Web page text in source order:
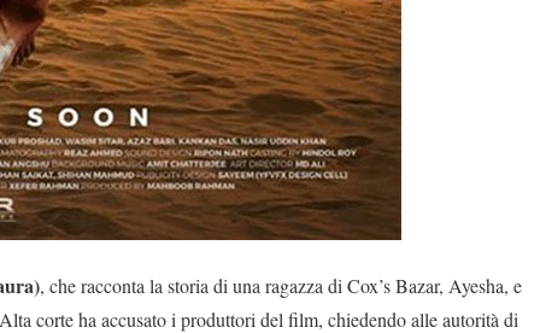
, che racconta la storia di una ragazza di Cox’s Bazar, Ayesha, e
corte ha accusato i produttori del film, chiedendo alle autorità di